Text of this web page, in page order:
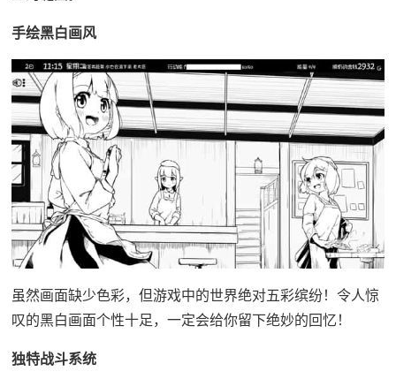
手绘黑白画风
虽然画面缺少色彩，但游戏中的世界绝对五彩缤纷！令人惊
叹的黑白画面个性十足，一定会给你留下绝妙的回忆！
独特战斗系统